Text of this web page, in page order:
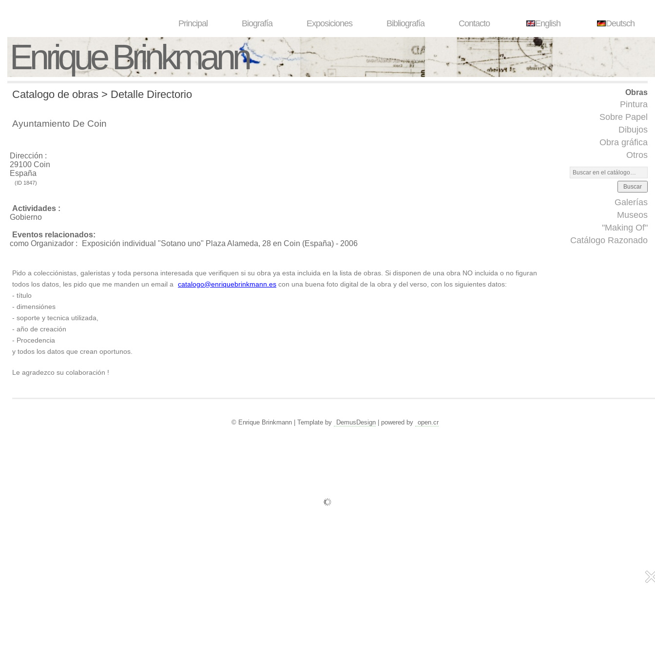
Principal Biografía Exposiciones Bibliografía Contacto English Deutsch
Enrique Brinkmann
Obras
Pintura
Sobre Papel
Dibujos
Obra gráfica
Otros
Buscar
Galerías
Museos
"Making Of"
Catálogo Razonado
Catalogo de obras > Detalle Directorio
Ayuntamiento De Coin
Dirección :
29100 Coin
España
(ID 1847)
Actividades :
Gobierno
Eventos relacionados:
como Organizador :
Exposición individual "Sotano uno" Plaza Alameda, 28 en Coin (España) - 2006
Pido a colecciónistas, galeristas y toda persona interesada que verifiquen si su obra ya esta incluida en la lista de obras. Si disponen de una obra NO incluida o no figuran
todos los datos, les pido que me manden un email a
catalogo@enriquebrinkmann.es con una buena foto digital de la obra y del verso, con los siguientes datos:
- título
- dimensiónes
- soporte y tecnica utilizada,
- año de creación
- Procedencia
y todos los datos que crean oportunos.
Le agradezco su colaboración !
© Enrique Brinkmann | Template by DemusDesign| powered by open.cr